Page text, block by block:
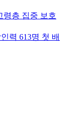
령층 집중 보호
력 613명 첫 배